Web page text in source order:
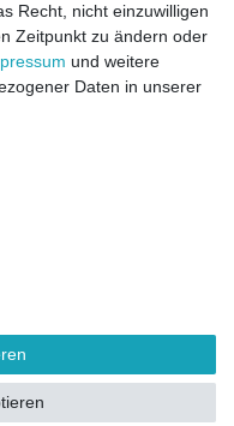
04331 / 4928-910
Impressum
Kontakt
Recht, nicht einzuwilligen
Zeitpunkt zu ändern oder
und weitere
Daten in unserer